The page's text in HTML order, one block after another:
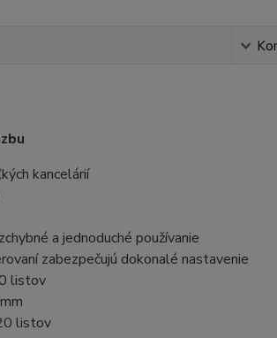
kancelárií
a jednoduché používanie
zabezpečujú dokonalé nastavenie
listov
listov